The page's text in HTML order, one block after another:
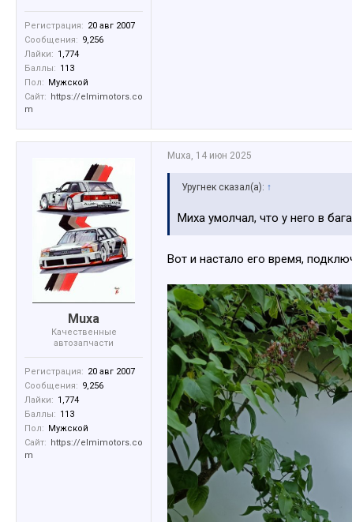
Регистрация: 20 авг 2007
Сообщения: 9,256
Лайки: 1,774
Баллы: 113
Пол: Мужской
Сайт: https://elmimotors.co
m
Muxa
Качественные
автозапчасти
Регистрация: 20 авг 2007
Сообщения: 9,256
Лайки: 1,774
Баллы: 113
Пол: Мужской
Сайт: https://elmimotors.co
m
Muxa, 14 июн 2025
Уругнек сказал(а): ↑
Миха умолчал, что у него в
Вот и настало его время,